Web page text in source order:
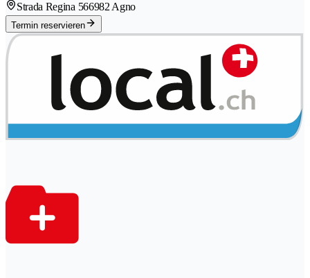
Strada Regina 566982 Agno
Termin reservieren